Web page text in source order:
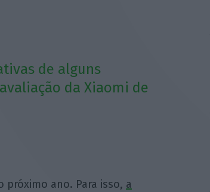
de alguns
da Xiaomi de
próximo ano. Para isso, a